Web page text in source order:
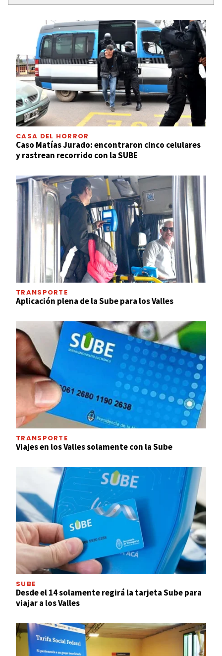
CASA DEL HORROR
Caso Matías Jurado: encontraron cinco celulares
y rastrean recorrido con la SUBE
TRANSPORTE
Aplicación plena de la Sube para los Valles
TRANSPORTE
Viajes en los Valles solamente con la Sube
SUBE
Desde el 14 solamente regirá la tarjeta Sube para
viajar a los Valles